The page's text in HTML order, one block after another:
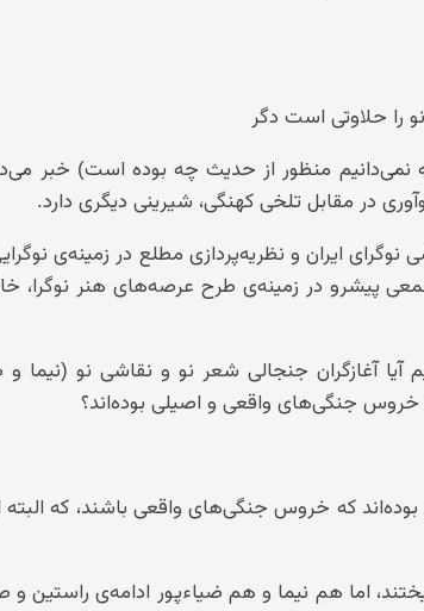
حلاوتی است دگر
منظور از حدیث چه بوده است) خبر
در مقابل تلخی کهنگی، شیرینی دیگری دارد.
عنوان آغازگر نقاشی نوگرای ایران و نظریه‌پردازی مطلع در
پیشرو در زمینه‌ی طرح عرصه‌های هنر نوگرا،
آغازگران جنجالی شعر نو و نقاشی نو (نیما
جنگی‌های واقعی و اصیلی بوده‌اند؟
که خروس جنگی‌های واقعی باشند، که البته
اما هم نیما و هم ضیاءپور ادامه‌ی راستین